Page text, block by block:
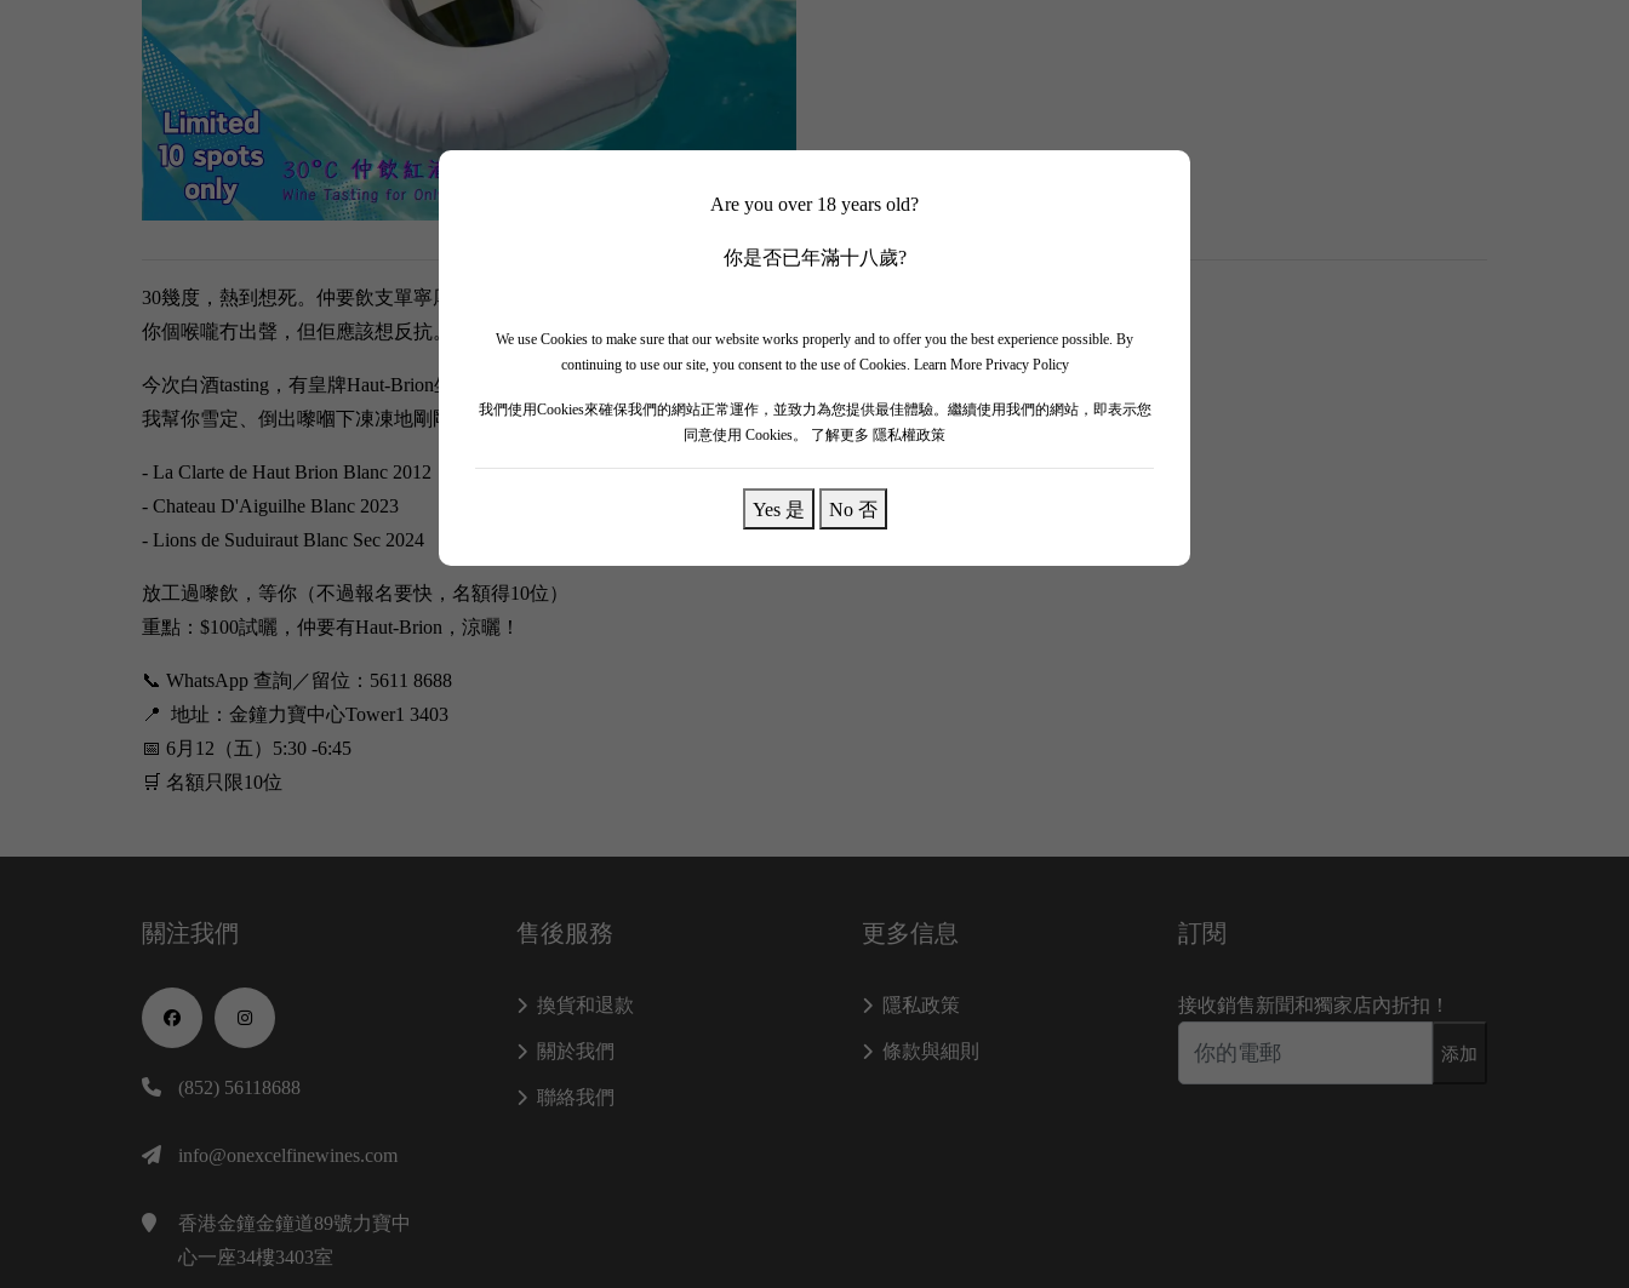
Are you over 18 years old?
你是否已年滿十八歲?
We use Cookies to make sure that our website works properly and to offer you the best experience possible. By
continuing to use our site, you consent to the use of Cookies. Learn More Privacy Policy
我們使用Cookies來確保我們的網站正常運作，並致力為您提供最佳體驗。繼續使用我們的網站，即表示您
同意使用 Cookies。 了解更多 隱私權政策
Yes 是 No 否
30幾度，熱到想死。仲要飲支單寧厚重嘅紅酒？
你個喉嚨冇出聲，但佢應該想反抗。
今次白酒tasting，有皇牌Haut-Brion坐鎮
我幫你雪定、倒出嚟嗰下凍凍地剛剛好~
- La Clarte de Haut Brion Blanc 2012
- Chateau D'Aiguilhe Blanc 2023
- Lions de Suduiraut Blanc Sec 2024
放工過嚟飲，等你（不過報名要快，名額得10位）
重點：$100試曬，仲要有Haut-Brion，涼曬！
📞 WhatsApp 查詢／留位：5611 8688
📍 地址：金鐘力寶中心Tower1 3403
📅 6月12（五）5:30 -6:45
🛒 名額只限10位
關注我們
(852) 56118688
info@onexcelfinewines.com
香港金鐘金鐘道89號力寶中
心一座34樓3403室
售後服務
換貨和退款
關於我們
聯絡我們
更多信息
隱私政策
條款與細則
訂閱
接收銷售新聞和獨家店內折扣！
添加